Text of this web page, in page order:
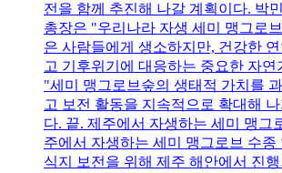
전을 함께 추진해 나갈 계획이다. 박
총장은 "우리나라 자생 세미 맹그로
은 사람들에게 생소하지만, 건강한
고 기후위기에 대응하는 중요한 자연
"세미 맹그로브숲의 생태적 가치를
고 보전 활동을 지속적으로 확대해
다. 끝. 제주에서 자생하는 세미 맹그
주에서 자생하는 세미 맹그로브 수종
식지 보전을 위해 제주 해안에서 진